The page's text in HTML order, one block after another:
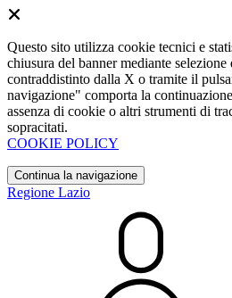
Questo sito utilizza cookie tecnici e
chiusura del banner mediante
contraddistinto dalla X o tramite il
navigazione" comporta la
assenza di cookie o altri strumenti di
sopracitati.
COOKIE POLICY
Continua la navigazione
Regione Lazio